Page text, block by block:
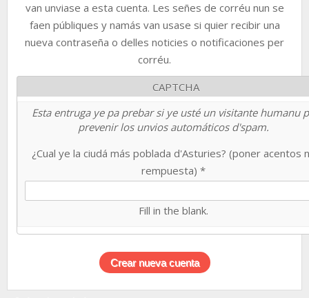
van unviase a esta cuenta. Les señes de corréu nun se
faen públiques y namás van usase si quier recibir una
nueva contraseña o delles noticies o notificaciones per
corréu.
CAPTCHA
Esta entruga ye pa prebar si ye usté un visitante humanu
prevenir los unvios automáticos d'spam.
¿Cual ye la ciudá más poblada d'Asturies? (poner acentos
rempuesta) *
Fill in the blank.